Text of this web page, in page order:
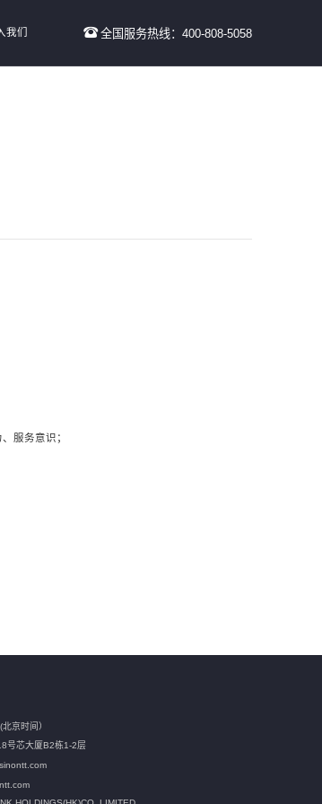
我们 全国服务热线：400-808-5058
服务意识；
京时间）
号芯大厦B2栋1-2层